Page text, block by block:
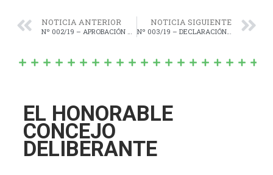
NOTICIA ANTERIOR
Nº 002/19 – APROBACIÓN de la nómina de Mayores Contribuyentes.
NOTICIA SIGUIENTE
Nº 003/19 – DECLARACIÓN de “Interés Cultural; Municipal y Legislativo”, de la obra “LACRAS”.-
EL HONORABLE
CONCEJO
DELIBERANTE